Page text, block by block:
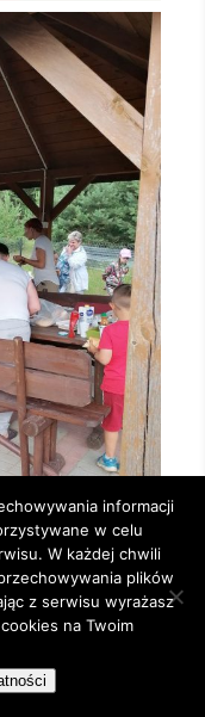
informacji
w celu
W każdej chwili
plików
z serwisu wyrażasz
na Twoim